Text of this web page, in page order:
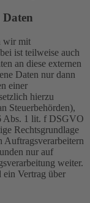
Daten
wir mit
ist teilweise auch
an diese externen
Daten nur dann
einer
hierzu
Steuerbehörden),
Abs. 1 lit. f DSGVO
Rechtsgrundlage
Auftragsverarbeitern
nur auf
weiter.
ein Vertrag über